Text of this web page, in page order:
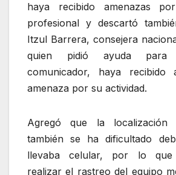
haya recibido amenazas
profesional y descartó
Itzul Barrera, consejera
quien pidió ayuda para
comunicador, haya recibido
amenaza por su actividad.
Agregó que la localización
también se ha dificultado
llevaba celular, por lo
realizar el rastreo del equipo